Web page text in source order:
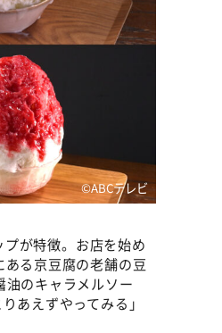
©ABCテレビ
プが特徴。お店を始め
る京豆腐の老舗の豆
のキャラメルソー
あえずやってみる」